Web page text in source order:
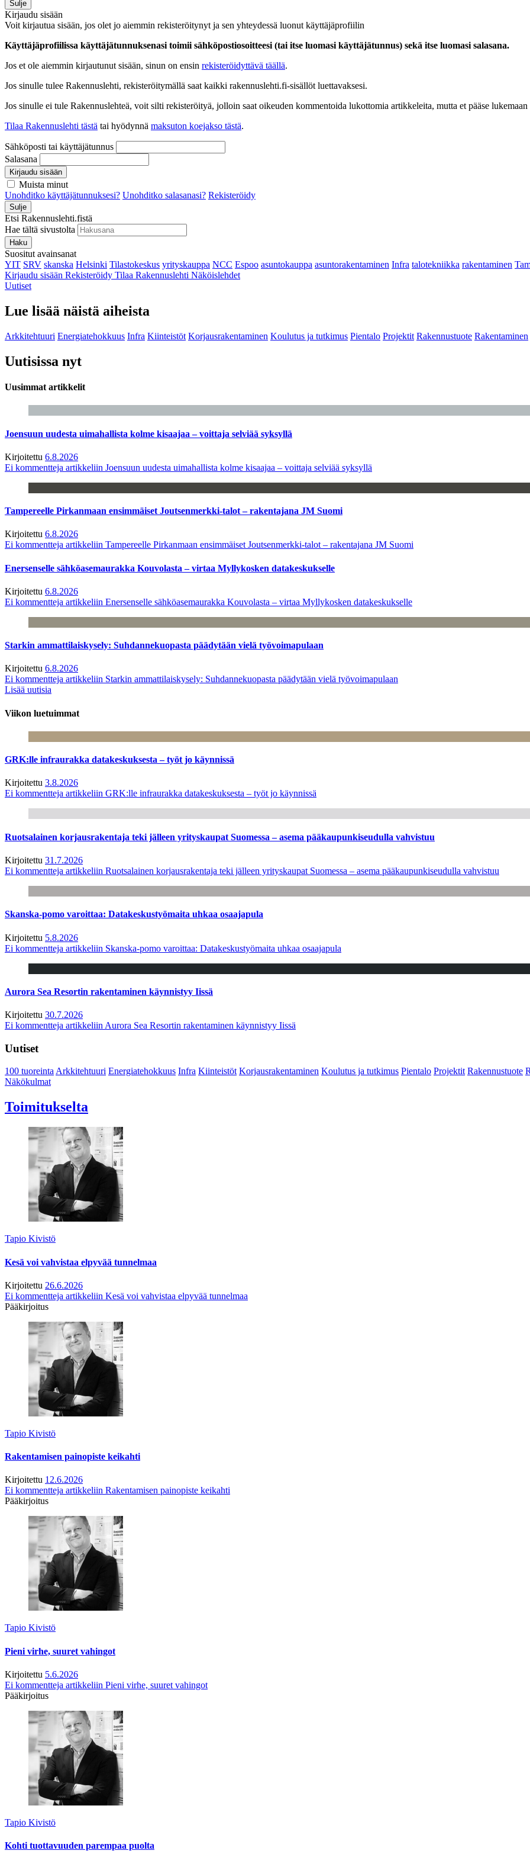
Sulje
Kirjaudu sisään
Voit kirjautua sisään, jos olet jo aiemmin rekisteröitynyt ja sen yhteydessä luonut käyttäjäprofiilin
Käyttäjäprofiilissa käyttäjätunnuksenasi toimii sähköpostiosoitteesi (tai itse luomasi käyttäjätunnus) sekä itse luomasi salasana.
Jos et ole aiemmin kirjautunut sisään, sinun on ensin rekisteröidyttävä täällä.
Jos sinulle tulee Rakennuslehti, rekisteröitymällä saat kaikki rakennuslehti.fi-sisällöt luettavaksesi.
Jos sinulle ei tule Rakennuslehteä, voit silti rekisteröityä, jolloin saat oikeuden kommentoida lukottomia artikkeleita, mutta et pääse
Tilaa Rakennuslehti tästä tai hyödynnä maksuton koejakso tästä.
Sähköposti tai käyttäjätunnus
Salasana
Kirjaudu sisään
Muista minut
Unohditko käyttäjätunnuksesi? Unohditko salasanasi? Rekisteröidy
Sulje
Etsi Rakennuslehti.fistä
Hae tältä sivustolta
Haku
Suositut avainsanat
YIT SRV skanska Helsinki Tilastokeskus yrityskauppa NCC Espoo asuntokauppa asuntorakentaminen Infra talotekniikka rakentaminen
Kirjaudu sisään Rekisteröidy Tilaa Rakennuslehti Näköislehdet
Uutiset
Lue lisää näistä aiheista
Arkkitehtuuri Energiatehokkuus Infra Kiinteistöt Korjausrakentaminen Koulutus ja tutkimus Pientalo Projektit Rakennustuote Rakentaminen
Uutisissa nyt
Uusimmat artikkelit
Joensuun uudesta uimahallista kolme kisaajaa – voittaja selviää syksyllä
Kirjoitettu 6.8.2026
Ei kommentteja artikkeliin Joensuun uudesta uimahallista kolme kisaajaa – voittaja selviää syksyllä
Tampereelle Pirkanmaan ensimmäiset Joutsenmerkki-talot – rakentajana JM Suomi
Kirjoitettu 6.8.2026
Ei kommentteja artikkeliin Tampereelle Pirkanmaan ensimmäiset Joutsenmerkki-talot – rakentajana JM Suomi
Enersenselle sähköasemaurakka Kouvolasta – virtaa Myllykosken datakeskukselle
Kirjoitettu 6.8.2026
Ei kommentteja artikkeliin Enersenselle sähköasemaurakka Kouvolasta – virtaa Myllykosken datakeskukselle
Starkin ammattilaiskysely: Suhdannekuopasta päädytään vielä työvoimapulaan
Kirjoitettu 6.8.2026
Ei kommentteja artikkeliin Starkin ammattilaiskysely: Suhdannekuopasta päädytään vielä työvoimapulaan
Lisää uutisia
Viikon luetuimmat
GRK:lle infraurakka datakeskuksesta – työt jo käynnissä
Kirjoitettu 3.8.2026
Ei kommentteja artikkeliin GRK:lle infraurakka datakeskuksesta – työt jo käynnissä
Ruotsalainen korjausrakentaja teki jälleen yrityskaupat Suomessa – asema pääkaupunkiseudulla vahvistuu
Kirjoitettu 31.7.2026
Ei kommentteja artikkeliin Ruotsalainen korjausrakentaja teki jälleen yrityskaupat Suomessa – asema pääkaupunkiseudulla vahvistuu
Skanska-pomo varoittaa: Datakeskustyömaita uhkaa osaajapula
Kirjoitettu 5.8.2026
Ei kommentteja artikkeliin Skanska-pomo varoittaa: Datakeskustyömaita uhkaa osaajapula
Aurora Sea Resortin rakentaminen käynnistyy Iissä
Kirjoitettu 30.7.2026
Ei kommentteja artikkeliin Aurora Sea Resortin rakentaminen käynnistyy Iissä
Uutiset
100 tuoreintaArkkitehtuuri Energiatehokkuus Infra Kiinteistöt Korjausrakentaminen Koulutus ja tutkimus Pientalo Projektit Rakennustuote
Näkökulmat
Toimitukselta
Tapio Kivistö
Kesä voi vahvistaa elpyvää tunnelmaa
Kirjoitettu 26.6.2026
Ei kommentteja artikkeliin Kesä voi vahvistaa elpyvää tunnelmaa
Pääkirjoitus
Tapio Kivistö
Rakentamisen painopiste keikahti
Kirjoitettu 12.6.2026
Ei kommentteja artikkeliin Rakentamisen painopiste keikahti
Pääkirjoitus
Tapio Kivistö
Pieni virhe, suuret vahingot
Kirjoitettu 5.6.2026
Ei kommentteja artikkeliin Pieni virhe, suuret vahingot
Pääkirjoitus
Tapio Kivistö
Kohti tuottavuuden parempaa puolta